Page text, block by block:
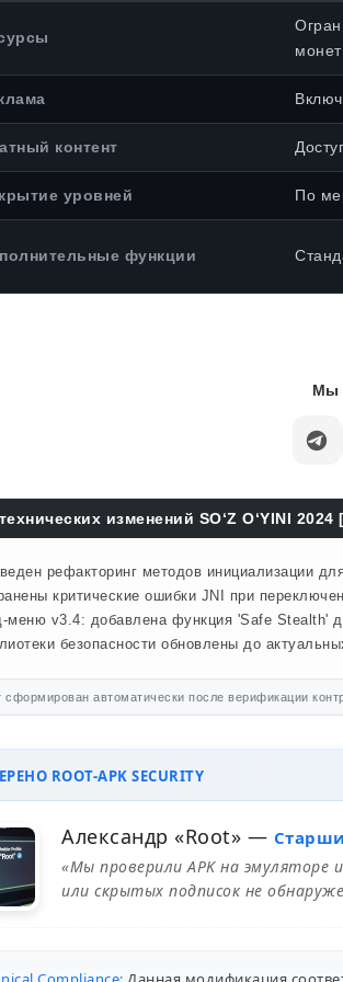
монет
контент
уровней По
функции
Мы
изменений SO‘Z O‘YINI
рефакторинг методов инициализации
критические ошибки JNI при
меню v3.4: добавлена функция 'Safe Stealth'
безопасности обновлены до
сформирован автоматически после верификации
ROOT-APK SECURITY
Александр «Root» —
«Мы проверили APK на эмуляторе
или скрытых подписок не